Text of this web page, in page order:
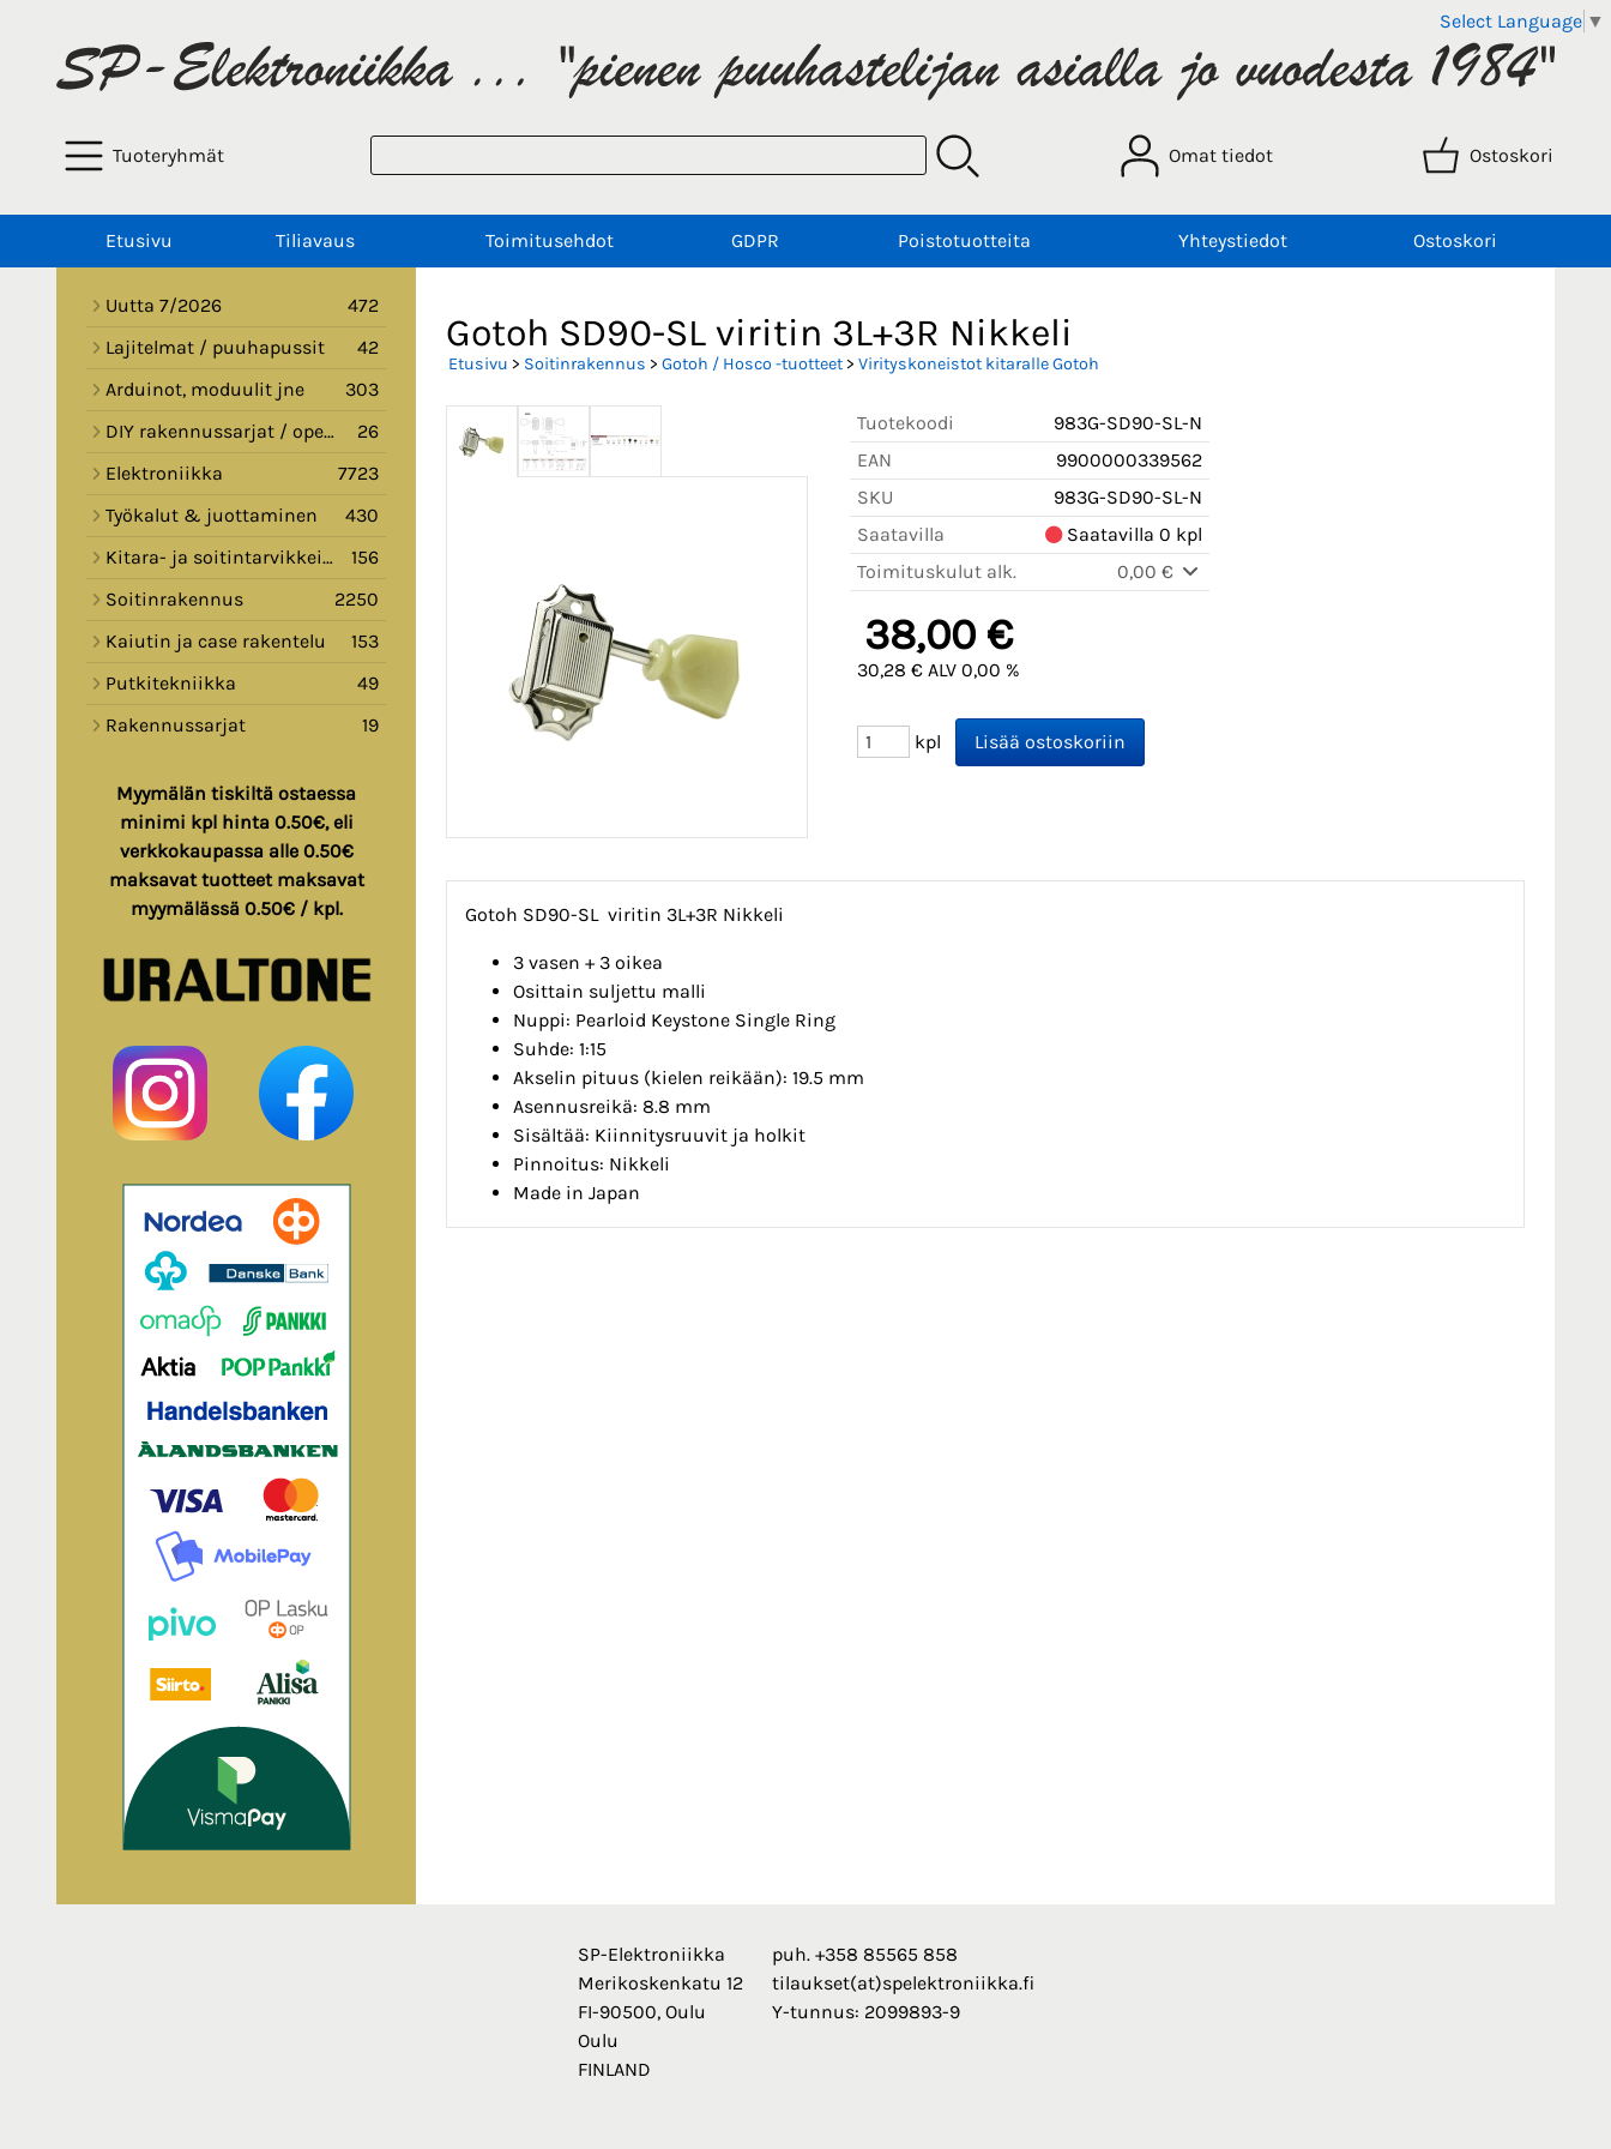
Select Language ▼
Tuoteryhmät Omat tiedot Ostoskori
Etusivu Tiliavaus Toimitusehdot GDPR Poistotuotteita Yhteystiedot Ostoskori
Uutta 7/2026
472
Lajitelmat / puuhapussit
42
Arduinot, moduulit jne
303
DIY rakennussarjat / opetussarjat
26
Elektroniikka
7723
Työkalut & juottaminen
430
Kitara- ja soitintarvikkeita
156
Soitinrakennus
2250
Kaiutin ja case rakentelu
153
Putkitekniikka
49
Rakennussarjat
19
Myymälän tiskiltä ostaessa
minimi kpl hinta 0.50€, eli
verkkokaupassa alle 0.50€
maksavat tuotteet maksavat
myymälässä 0.50€ / kpl.
Gotoh SD90-SL viritin 3L+3R Nikkeli
Etusivu > Soitinrakennus > Gotoh / Hosco -tuotteet> Virityskoneistot kitaralle Gotoh
Tuotekoodi
983G-SD90-SL-N
EAN
9900000339562
SKU
983G-SD90-SL-N
Saatavilla
Saatavilla 0 kpl
Toimituskulut alk.
0,00 €
38,00 €
30,28 € ALV 0,00 %
kpl
Gotoh SD90-SL viritin 3L+3R Nikkeli
3 vasen + 3 oikea
Osittain suljettu malli
Nuppi: Pearloid Keystone Single Ring
Suhde: 1:15
Akselin pituus (kielen reikään): 19.5 mm
Asennusreikä: 8.8 mm
Sisältää: Kiinnitysruuvit ja holkit
Pinnoitus: Nikkeli
Made in Japan
SP-Elektroniikka
Merikoskenkatu 12
FI-90500, Oulu
Oulu
FINLAND
puh. +358 85565 858
tilaukset(at)spelektroniikka.fi
Y-tunnus: 2099893-9